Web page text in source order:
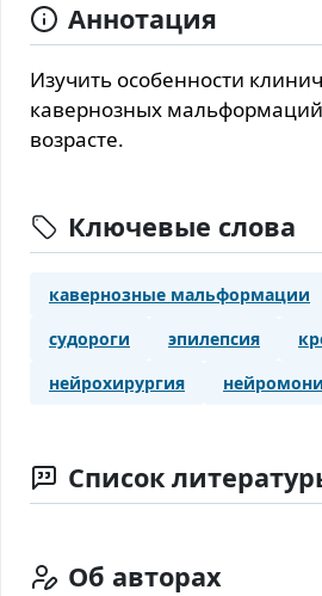
Аннотация
Изучить особенности
кавернозных
возрасте.
Ключевые слова
кавернозные мальформации
судороги
эпилепсия
нейрохирургия
Список
Об авторах